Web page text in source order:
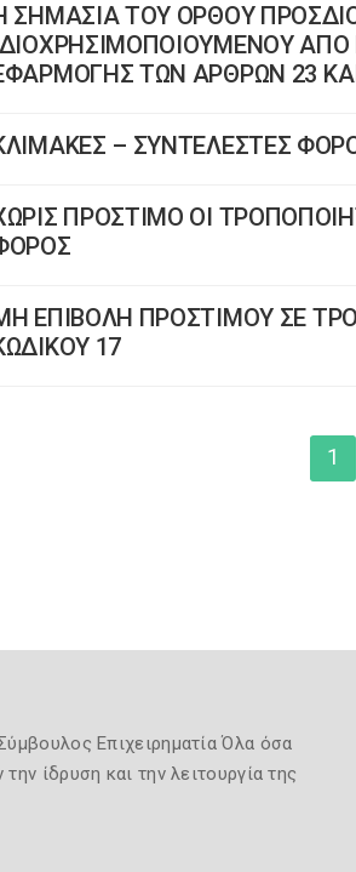
ΣΗΜΑΣΙΑ ΤΟΥ ΟΡΘΟΥ
ΤΩΝ ΑΡΘΡΩΝ 23
– ΣΥΝΤΕΛΕΣΤΕΣ
ΠΡΟΣΤΙΜΟ ΟΙ
ΕΠΙΒΟΛΗ ΠΡΟΣΤΙΜΟΥ ΣΕ
17
1
Επιχειρηματία Όλα όσα
ίδρυση και την λειτουργία της